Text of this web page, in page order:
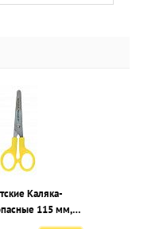
Каляка-
115 мм,
желтые